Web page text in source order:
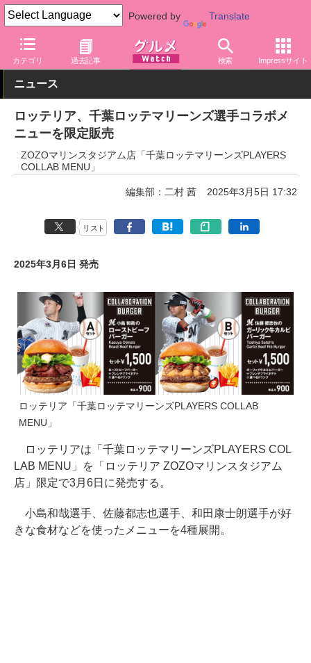
Powered by Translate
カテゴリ 過去記事 検索 Impressサイト
グルメ Watch 店舗 ファストフード ロッテリア
ニュース
ロッテリア、千葉ロッテマリーンズ選手コラボメ
ニューを限定販売
ZOZOマリンスタジアム店「千葉ロッテマリーンズPLAYERS
COLLAB MENU」
編集部：二村 茜 2025年3月5日 17:32
リスト
2025年3月6日 発売
ロッテリア「千葉ロッテマリーンズPLAYERS COLLAB
MENU」
ロッテリアは「千葉ロッテマリーンズPLAYERS COL
LAB MENU」を「ロッテリア ZOZOマリンスタジアム
店」限定で3月6日に発売する。
小島和哉選手、佐藤都志也選手、和田康士朗選手が好
きな食材などを使ったメニューを4種展開。